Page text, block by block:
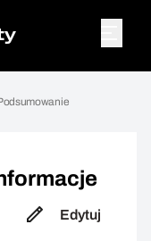
Edytuj